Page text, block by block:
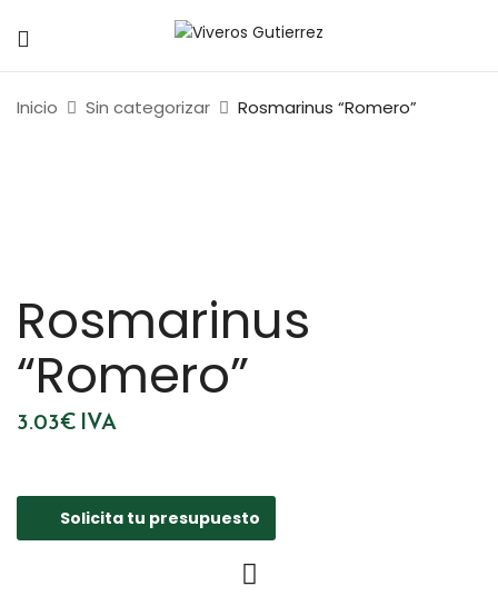
Inicio Sin categorizar Rosmarinus “Romero”
Rosmarinus
“Romero”
3.03€ IVA
Solicita tu presupuesto